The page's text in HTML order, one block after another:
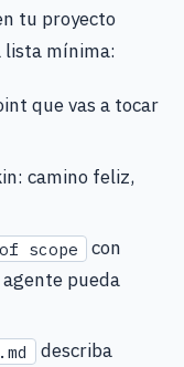
tu proyecto
lista mínima:
que vas a tocar
camino feliz,
scope
con
pueda
describa